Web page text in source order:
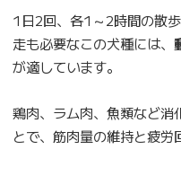
1日2回、各1～2時間の散
走も必要なこの犬種には、
が適しています。
鶏肉、ラム肉、魚類など消
とで、筋肉量の維持と疲労